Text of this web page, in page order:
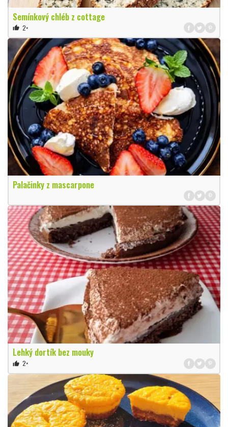
Semínkový chléb z cottage
thumb_up 2×
Palačinky z mascarpone
Lehký dortík bez mouky
thumb_up 2×